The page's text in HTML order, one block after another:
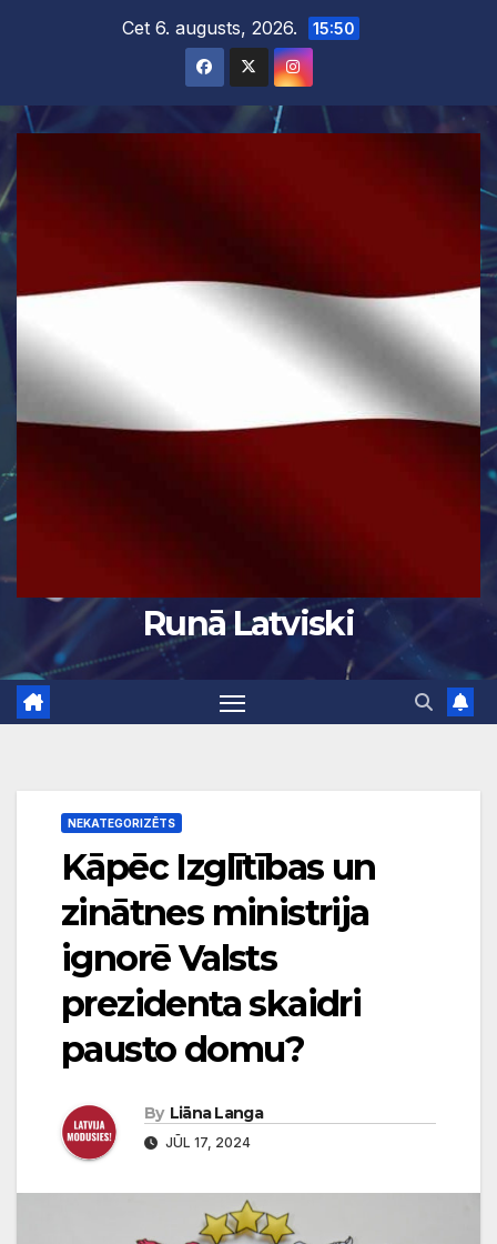
Cet 6. augusts, 2026. 15:50
Runā Latviski
NEKATEGORIZĒTS
Kāpēc Izglītības un
zinātnes ministrija
ignorē Valsts
prezidenta skaidri
pausto domu?
By Liāna Langa
JŪL 17, 2024